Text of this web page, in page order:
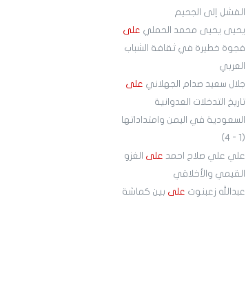
الفشل إلى الجحيم
يحيى يحيى محمد الحملي على
فجوة خطيرة في ثقافة الشباب
العربي
جلال سعيد صدام الجهلاني على
تاريخ التدخلات العدوانية
السعودية في اليمن وامتداداتها
(1 - 4)
علي علي صلاح احمد على
الغزو
القيمي والأخلاقي
عبدالله زعبنوت على بين كماشة